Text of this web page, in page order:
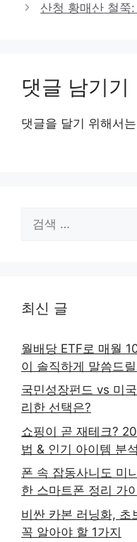
산청 황매산 철쭉
댓글 남기기
댓글을 달기 위해서는
색:
최신 글
월배당 ETF로 매월
이 솔직하게 말씀드
국민성장펀드 vs 미
리한 선택은?
쇼핑이 곧 재테크?
법 & 인기 아이템 분석
폰 속 잡동사니도 미
한 스마트폰 정리 가
비싼 카본 러닝화, 초
꼭 알아야 할 1가지